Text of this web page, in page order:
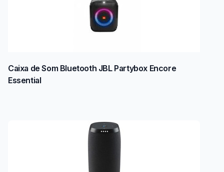
Caixa de Som Bluetooth JBL Partybox Encore
Essential